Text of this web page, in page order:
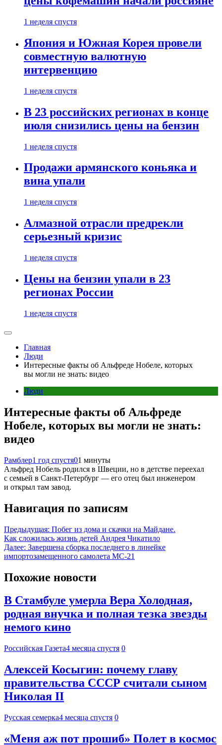
1 неделя спустя
Япония и Южная Корея провели
совместную валютную
интервенцию
1 неделя спустя
В 23 российских регионах в конце
июля снизились цены на бензин
1 неделя спустя
Продажи армянского коньяка и
вина упали
1 неделя спустя
Алмазной отрасли предрекли
серьезный кризис
1 неделя спустя
Цены на бензин упали в 23
регионах России
1 неделя спустя
Главная
Люди
Интересные факты об Альфреде Нобеле, которых
вы могли не знать: видео
Люди
Интересные факты об Альфреде
Нобеле, которых вы могли не знать:
видео
Рамблер1 год спустя01 минуты
Альфред Нобель родился в Швеции, но в детстве переехал
с семьей в Санкт-Петербург — его отец был инженером
и открыл там завод.
Навигация по записям
Предыдущая: Побег из дома и скачки на Майдане.
Как сложилась жизнь детей Андрея Чикатило
Далее: Завершена сборка последнего в линейке
импортозамещенного самолета МС-21
Похожие новости
В Стамбуле умерла Вера Холодная,
родная внучка и полная тезка звезды
немого кино
Российская Газета4 месяца спустя 0
Алексей Косыгин: почему главу
правительства СССР считали сыном
Николая II
Русская семерка4 месяца спустя 0
«Меня аж пот прошиб» Полет в космос